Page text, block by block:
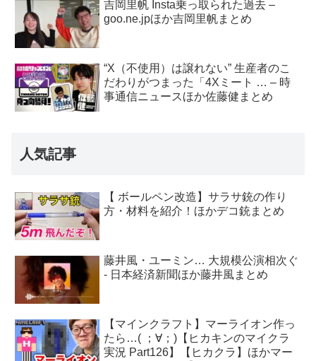
吉岡里帆 Insta乗っ取られた過去 –
goo.ne.jpほか吉岡里帆まとめ
“X（不使用）は譲れない” 生産者のこ
だわりがつまった「4Xミート … – 時
事通信ニュースほか佐藤健まとめ
人気記事
【 ボールペン改造】サラサ銃の作り
方・材料を紹介！ほかデコ銃まとめ
藤井風・ユーミン… 大規模公演相次ぐ
- 日本経済新聞ほか藤井風まとめ
【マインクラフト】マーライオン作っ
たら…( ；∀；)【ヒカキンのマイクラ
実況 Part126】【ヒカクラ】ほかマー